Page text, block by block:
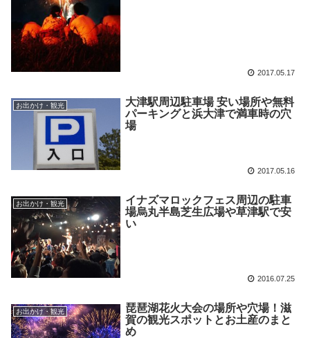
2017.05.17
お出かけ・観光
大津駅周辺駐車場 安い場所や無料
パーキングと浜大津で満車時の穴
場
2017.05.16
お出かけ・観光
イナズマロックフェス周辺の駐車
場烏丸半島芝生広場や草津駅で安
い
2016.07.25
お出かけ・観光
琵琶湖花火大会の場所や穴場！滋
賀の観光スポットとお土産のまと
め